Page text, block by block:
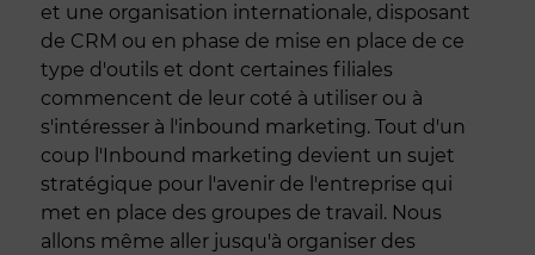
et une organisation internationale, disposant
de CRM ou en phase de mise en place de ce
type d'outils et dont certaines filiales
commencent de leur coté à utiliser ou à
s'intéresser à l'inbound marketing. Tout d'un
coup l'Inbound marketing devient un sujet
stratégique pour l'avenir de l'entreprise qui
met en place des groupes de travail. Nous
allons même aller jusqu'à organiser des